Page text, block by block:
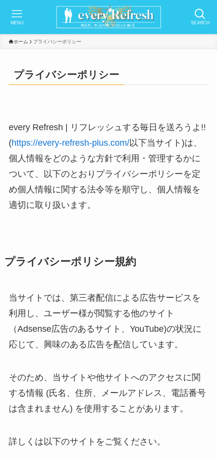
SEARCH
MENU
ホーム プライバシーポリシー
プライバシーポリシー
every Refresh | リフレッシュする毎日を送ろうよ!!
(https://every-refresh-plus.com/以下当サイト)は、
個人情報をどのような方針で利用・管理するかに
ついて、以下のとおりプライバシーポリシーを定
め個人情報に関する法令等を順守し、個人情報を
適切に取り扱います。
プライバシーポリシー規約
当サイトでは、第三者配信による広告サービスを
利用し、ユーザー様が閲覧する他のサイト
（Adsense広告のあるサイト、YouTube)の状況に
応じて、興味のある広告を配信しています。
そのため、当サイトや他サイトへのアクセスに関
する情報 (氏名、住所、メールアドレス、電話番号
は含まれません) を使用することがあります。
詳しくは以下のサイトをご覧ください。